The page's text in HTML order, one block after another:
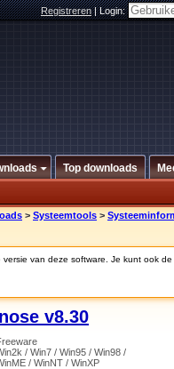
Registreren|Login:
Top downloads
> Systeemtools >
versie van deze software. Je kunt ook de
v8.30
/ Win7 / Win95 / Win98 /
/ WinNT / WinXP